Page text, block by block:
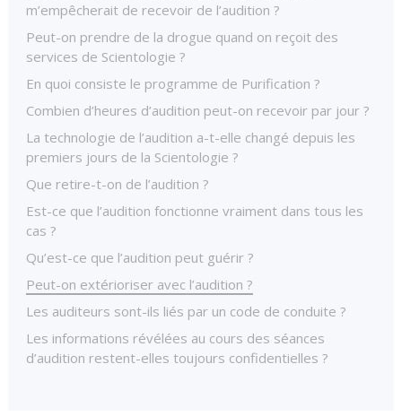
m’empêcherait de recevoir de l’audition ?
Peut-on prendre de la drogue quand on reçoit des
services de Scientologie ?
En quoi consiste le programme de Purification ?
Combien d’heures d’audition peut-on recevoir par jour ?
La technologie de l’audition a-t-elle changé depuis les
premiers jours de la Scientologie ?
Que retire-t-on de l’audition ?
Est-ce que l’audition fonctionne vraiment dans tous les
cas ?
Qu’est-ce que l’audition peut guérir ?
Peut-on extérioriser avec l’audition ?
Les auditeurs sont-ils liés par un code de conduite ?
Les informations révélées au cours des séances
d’audition restent-elles toujours confidentielles ?